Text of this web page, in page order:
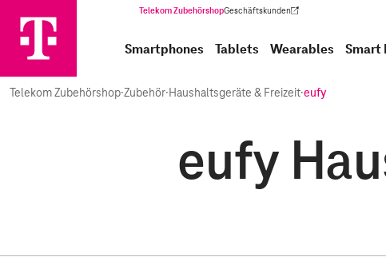
Telekom ZubehörshopGeschäftskunden
(Wird in einem neuen Tab geöffnet)
Smartphones Tablets Wearables Smart
Telekom Zubehörshop·Zubehör·Haushaltsgeräte & Freizeit·eufy
eufy